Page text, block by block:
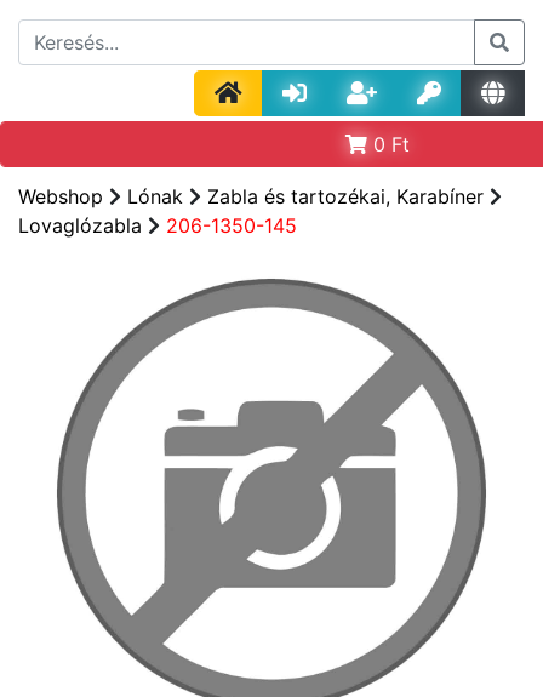
0 Ft
Webshop Lónak
Zabla és tartozékai, Karabíner
Lovaglózabla
206-1350-145